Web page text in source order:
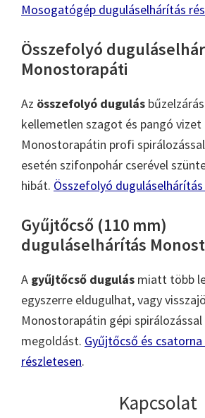
Mosogatógép duguláselhárítás
Összefolyó
Monostorapáti
Az összefolyó dugulás
kellemetlen szagot és pangó
Monostorapátin profi
esetén szifonpohár cserével
hibát. Összefolyó
Gyűjtőcső (110 mm)
duguláselhárítás
A gyűjtőcső dugulás miatt több
egyszerre eldugulhat, vagy
Monostorapátin gépi
megoldást. Gyűjtőcső és
részletesen.
Kapcsolat